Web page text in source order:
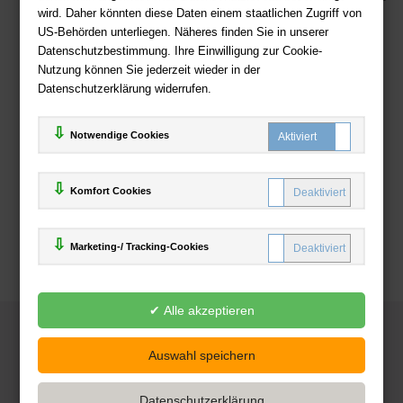
wird. Daher könnten diese Daten einem staatlichen Zugriff von
US-Behörden unterliegen. Näheres finden Sie in unserer
Datenschutzbestimmung. Ihre Einwilligung zur Cookie-
Nutzung können Sie jederzeit wieder in der
Datenschutzerklärung widerrufen.
Notwendige Cookies
Komfort Cookies
Marketing-/ Tracking-Cookies
Zahlweisen
Deutsche-Buchhandlung.de
www.deutsche-buchhandlung.de ist ein Angebot der
Handelsgesellschaft mbH
Powered by Inooga